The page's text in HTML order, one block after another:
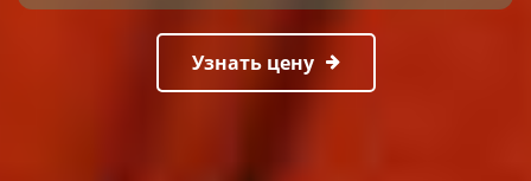
Узнать цену